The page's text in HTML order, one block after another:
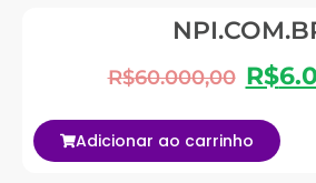
R$60.000,00 R$
Adicionar ao carrinho